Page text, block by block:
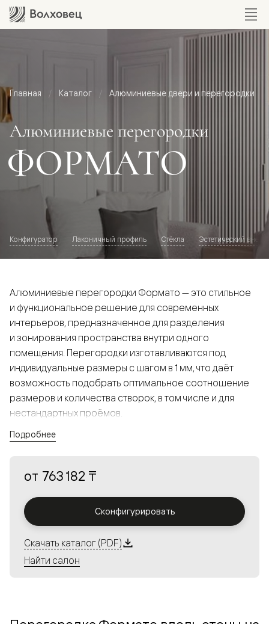
Главная Каталог Алюминиевые двери и перегородки
Алюминиевые перегородки
ФОРМАТО
Конфигуратор Лаконичный профиль Стёкла Эстетический
Алюминиевые перегородки Формато — это стильное
и функциональное решение для современных
интерьеров, предназначенное для разделения
и зонирования пространства внутри одного
помещения. Перегородки изготавливаются под
индивидуальные размеры с шагом в 1 мм, что даёт
возможность подобрать оптимальное соотношение
размеров и количества створок, в том числе и для
нестандартных проёмов.
а большой выбор вставок из стекла с различными
решения в интерьере и варьировать освещённость.
Алюминиевые перегородки имеют единый профиль
с алюминиевыми дверьми и легко сочетаются в одном
алюминиевых перегородок и дверей координируется
Подробнее
от 763 182 ₸
Сконфигурировать
Скачать каталог (PDF)
Найти салон